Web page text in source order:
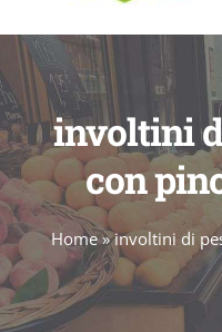
involtini
con
Home»involtini di